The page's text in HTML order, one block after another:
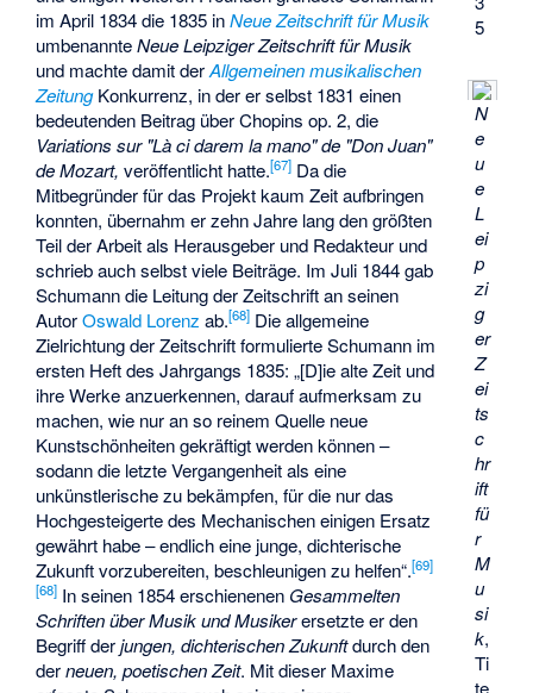
5
N
e
u
e
L
ei
p
zi
g
er
Z
ei
ts
c
hr
ift
fü
r
M
u
si
k,
Ti
te
im April 1834 die 1835 inNeue Zeitschrift für Musik
umbenannteNeue Leipziger Zeitschrift für Musik
und machte damit derAllgemeinen musikalischen
ZeitungKonkurrenz, in der er selbst 1831 einen
bedeutenden Beitrag über Chopins op. 2, die
Variations sur "Là ci darem la mano" de "Don Juan"
de Mozart, veröffentlicht hatte.[67] Da die
Mitbegründer für das Projekt kaum Zeit aufbringen
konnten, übernahm er zehn Jahre lang den größten
Teil der Arbeit als Herausgeber und Redakteur und
schrieb auch selbst viele Beiträge. Im Juli 1844 gab
Schumann die Leitung der Zeitschrift an seinen
AutorOswald Lorenz ab.[68] Die allgemeine
Zielrichtung der Zeitschrift formulierte Schumann im
ersten Heft des Jahrgangs 1835: „[D]ie alte Zeit und
ihre Werke anzuerkennen, darauf aufmerksam zu
machen, wie nur an so reinem Quelle neue
Kunstschönheiten gekräftigt werden können –
sodann die letzte Vergangenheit als eine
unkünstlerische zu bekämpfen, für die nur das
Hochgesteigerte des Mechanischen einigen Ersatz
gewährt habe – endlich eine junge, dichterische
Zukunft vorzubereiten, beschleunigen zu helfen“.[69]
[68] In seinen 1854 erschienenen Gesammelten
Schriften über Musik und Musikerersetzte er den
Begriff derjungen, dichterischen Zukunftdurch den
derneuen, poetischen Zeit. Mit dieser Maxime